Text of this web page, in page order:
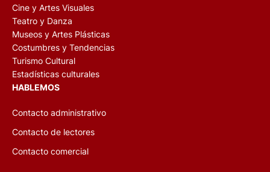
Cine y Artes Visuales
Teatro y Danza
Museos y Artes Plásticas
Costumbres y Tendencias
Turismo Cultural
Estadísticas culturales
HABLEMOS
Contacto administrativo
Contacto de lectores
Contacto comercial